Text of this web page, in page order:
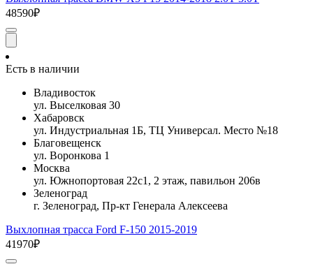
48590₽
Есть в наличии
Владивосток
ул. Выселковая 30
Хабаровск
ул. Индустриальная 1Б, ТЦ Универсал. Место №18
Благовещенск
ул. Воронкова 1
Москва
ул. Южнопортовая 22с1, 2 этаж, павильон 206в
Зеленоград
г. Зеленоград, Пр-кт Генерала Алексеева
Выхлопная трасса Ford F-150 2015-2019
41970₽